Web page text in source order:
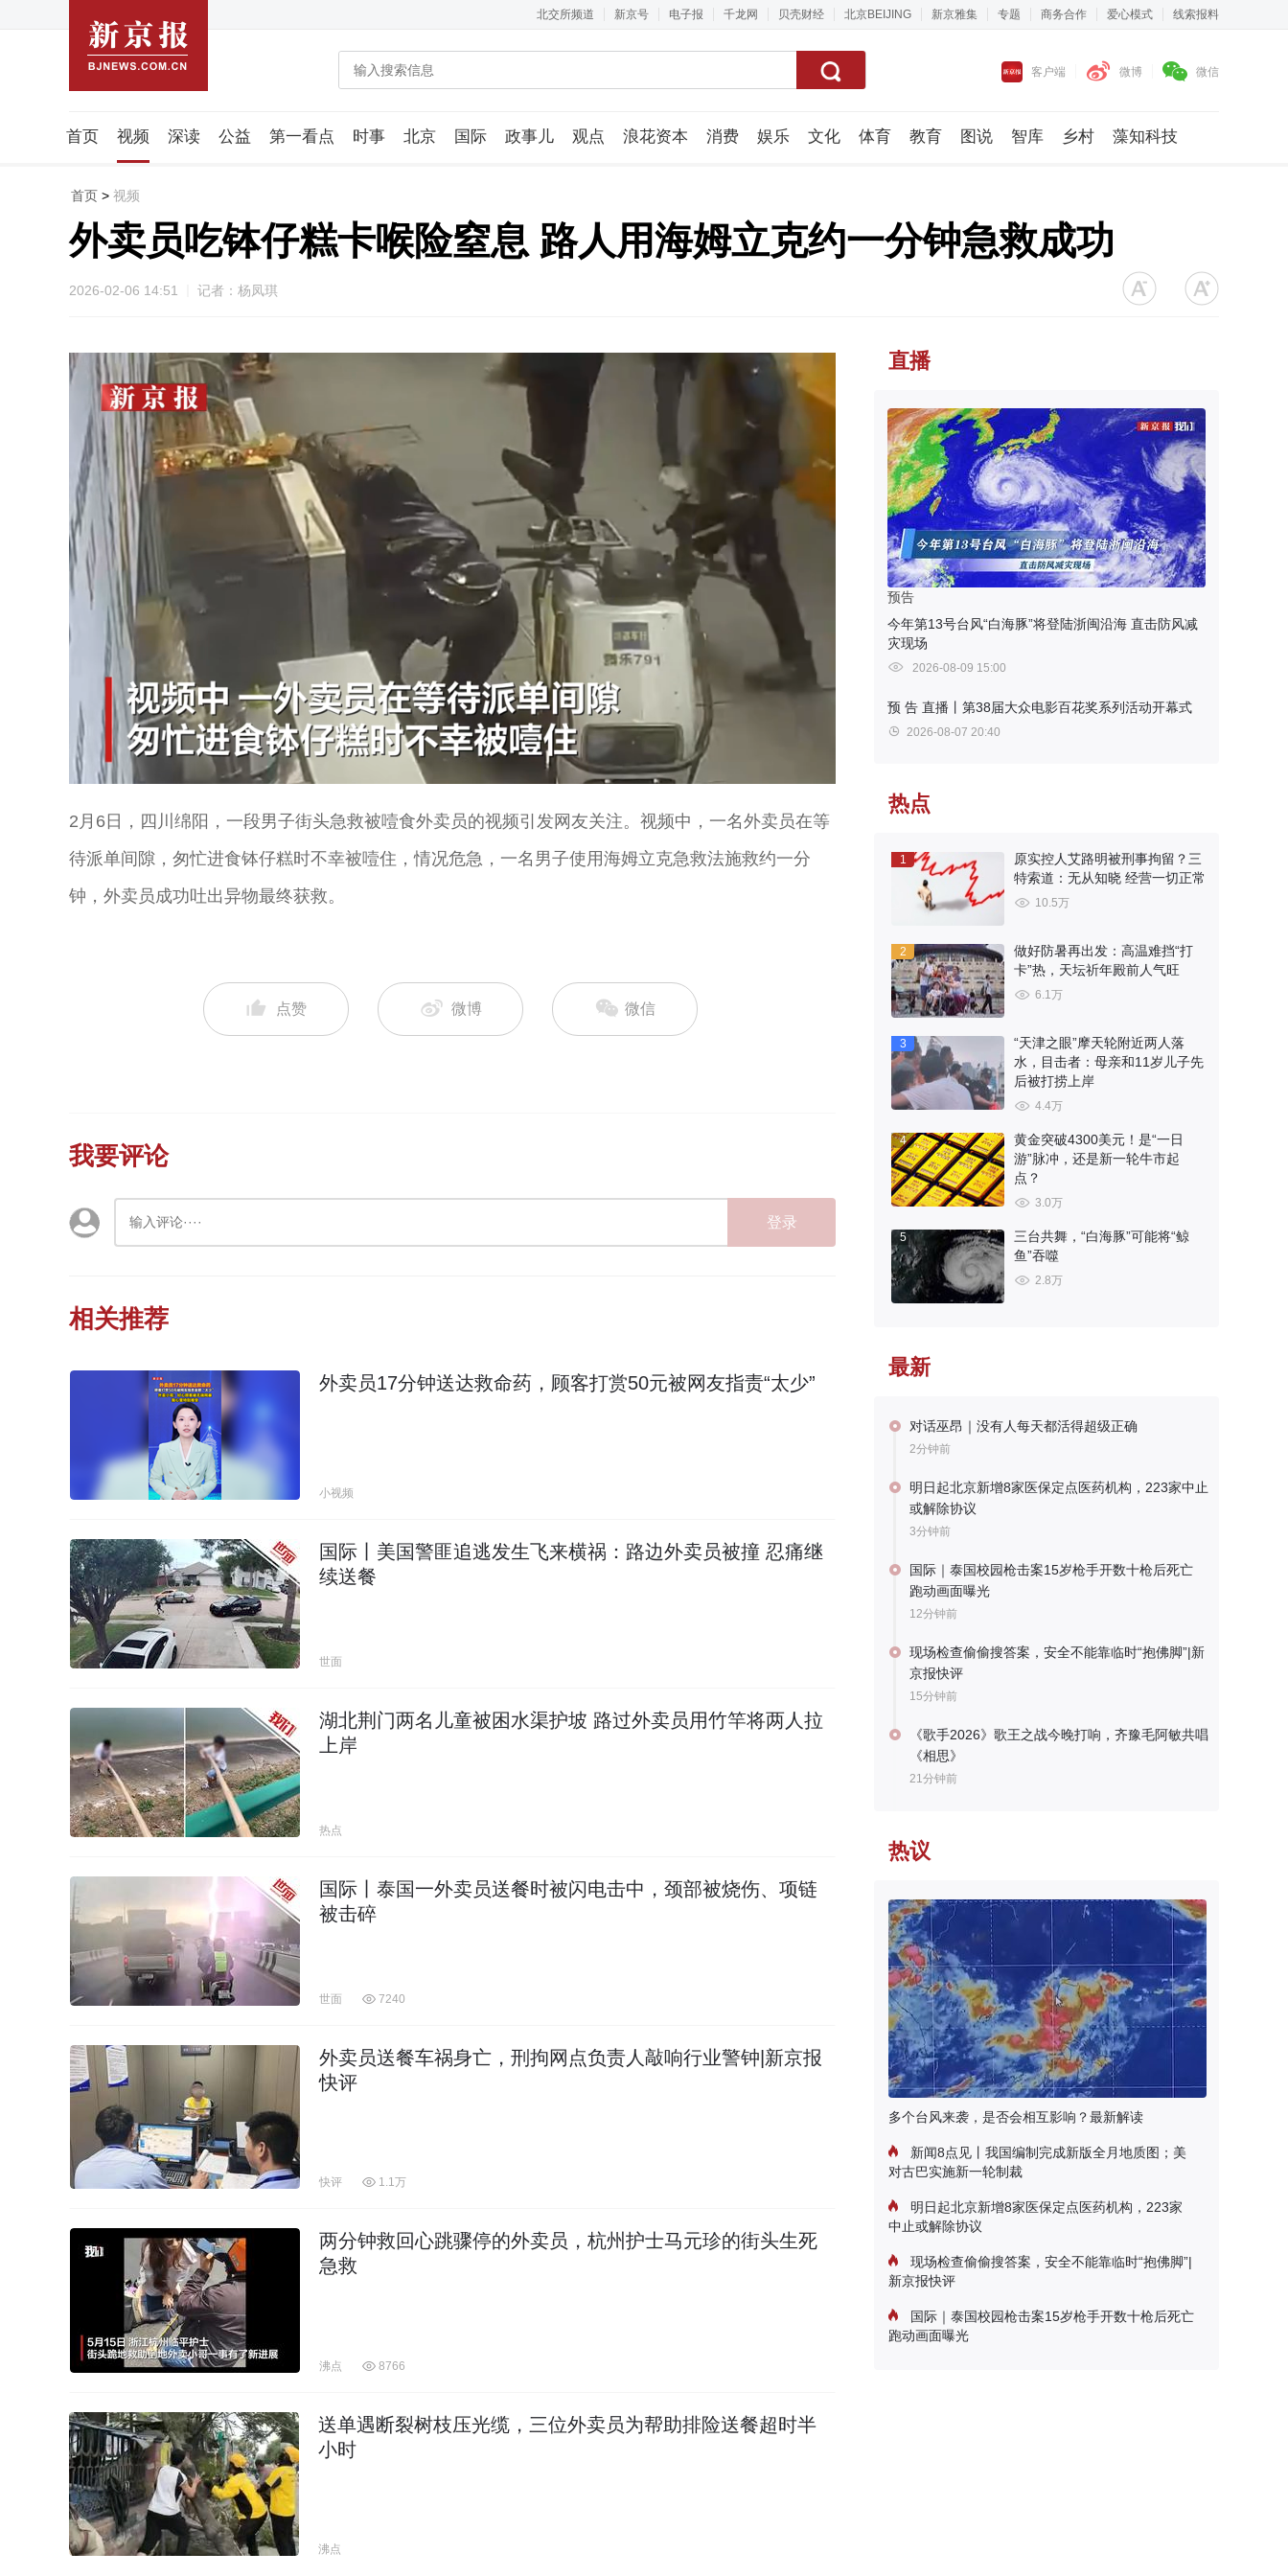
北交所频道 新京号 电子报 千龙网 贝壳财经 北京BEIJING 新京雅集 专题 商务合作 爱心模式 线索报料
客户端 微博 微信
首页 视频 深读 公益 第一看点 时事 北京 国际 政事儿 观点 浪花资本 消费 娱乐 文化 体育 教育 图说 智库 乡村 藻知科技
潮流智造局
首页 > 视频
外卖员吃钵仔糕卡喉险窒息 路人用海姆立克约一分钟急救成功
2026-02-06 14:51 记者：杨凤琪
100.00%
2月6日，四川绵阳，一段男子街头急救被噎食外卖员的视频引发网友关注。视频中，一名外卖员在等
待派单间隙，匆忙进食钵仔糕时不幸被噎住，情况危急，一名男子使用海姆立克急救法施救约一分
钟，外卖员成功吐出异物最终获救。
点赞 微博 微信
我要评论
登录
相关推荐
外卖员17分钟送达救命药，顾客打赏50元被网友指责“太少”
小视频
国际丨美国警匪追逃发生飞来横祸：路边外卖员被撞 忍痛继
续送餐
世面
湖北荆门两名儿童被困水渠护坡 路过外卖员用竹竿将两人拉
上岸
热点
国际丨泰国一外卖员送餐时被闪电击中，颈部被烧伤、项链
被击碎
世面 7240
外卖员送餐车祸身亡，刑拘网点负责人敲响行业警钟|新京报
快评
快评 1.1万
两分钟救回心跳骤停的外卖员，杭州护士马元珍的街头生死
急救
沸点 8766
送单遇断裂树枝压光缆，三位外卖员为帮助排险送餐超时半
小时
沸点
直播
预告
今年第13号台风“白海豚”将登陆浙闽沿海 直击防风减
灾现场
2026-08-09 15:00
预 告 直播丨第38届大众电影百花奖系列活动开幕式
2026-08-07 20:40
热点
1
原实控人艾路明被刑事拘留？三
特索道：无从知晓 经营一切正常
10.5万
2
做好防暑再出发：高温难挡“打
卡”热，天坛祈年殿前人气旺
6.1万
3
“天津之眼”摩天轮附近两人落
水，目击者：母亲和11岁儿子先
后被打捞上岸
4.4万
4
黄金突破4300美元！是“一日
游”脉冲，还是新一轮牛市起
点？
3.0万
5
三台共舞，“白海豚”可能将“鲸
鱼”吞噬
2.8万
最新
对话巫昂｜没有人每天都活得超级正确
2分钟前
明日起北京新增8家医保定点医药机构，223家中止
或解除协议
3分钟前
国际｜泰国校园枪击案15岁枪手开数十枪后死亡
跑动画面曝光
12分钟前
现场检查偷偷搜答案，安全不能靠临时“抱佛脚”|新
京报快评
15分钟前
《歌手2026》歌王之战今晚打响，齐豫毛阿敏共唱
《相思》
21分钟前
热议
多个台风来袭，是否会相互影响？最新解读
新闻8点见丨我国编制完成新版全月地质图；美
对古巴实施新一轮制裁
明日起北京新增8家医保定点医药机构，223家
中止或解除协议
现场检查偷偷搜答案，安全不能靠临时“抱佛脚”|
新京报快评
国际｜泰国校园枪击案15岁枪手开数十枪后死亡
跑动画面曝光